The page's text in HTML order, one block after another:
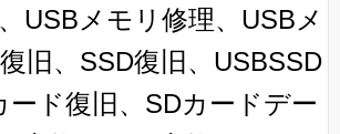
USBメモリ修理、USBメ
旧、SSD復旧、USBSSD
ード復旧、SDカードデー